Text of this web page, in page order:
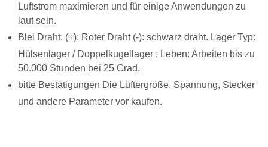
Luftstrom maximieren und für einige Anwendungen zu
laut sein.
Blei Draht: (+): Roter Draht (-): schwarz draht. Lager Typ:
Hülsenlager / Doppelkugellager ; Leben: Arbeiten bis zu
50.000 Stunden bei 25 Grad.
bitte Bestätigungen Die Lüftergröße, Spannung, Stecker
und andere Parameter vor kaufen.